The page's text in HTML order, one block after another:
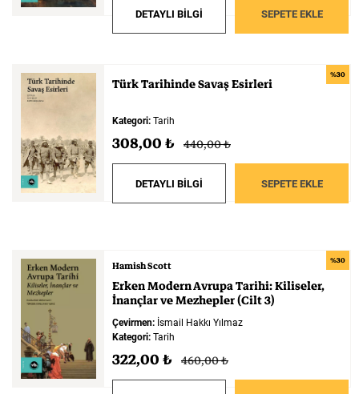
DETAYLI BİLGİ SEPETE EKLE
%30
TürkTarihindeSavaşEsirleri
Kategori: Tarih
308,00 ₺ 440,00 ₺
DETAYLI BİLGİ SEPETE EKLE
%30
Hamish Scott
ErkenModernAvrupaTarihi:Kiliseler,
İnançlarveMezhepler(Cilt3)
Çevirmen: İsmail Hakkı Yılmaz
Kategori: Tarih
322,00 ₺ 460,00 ₺